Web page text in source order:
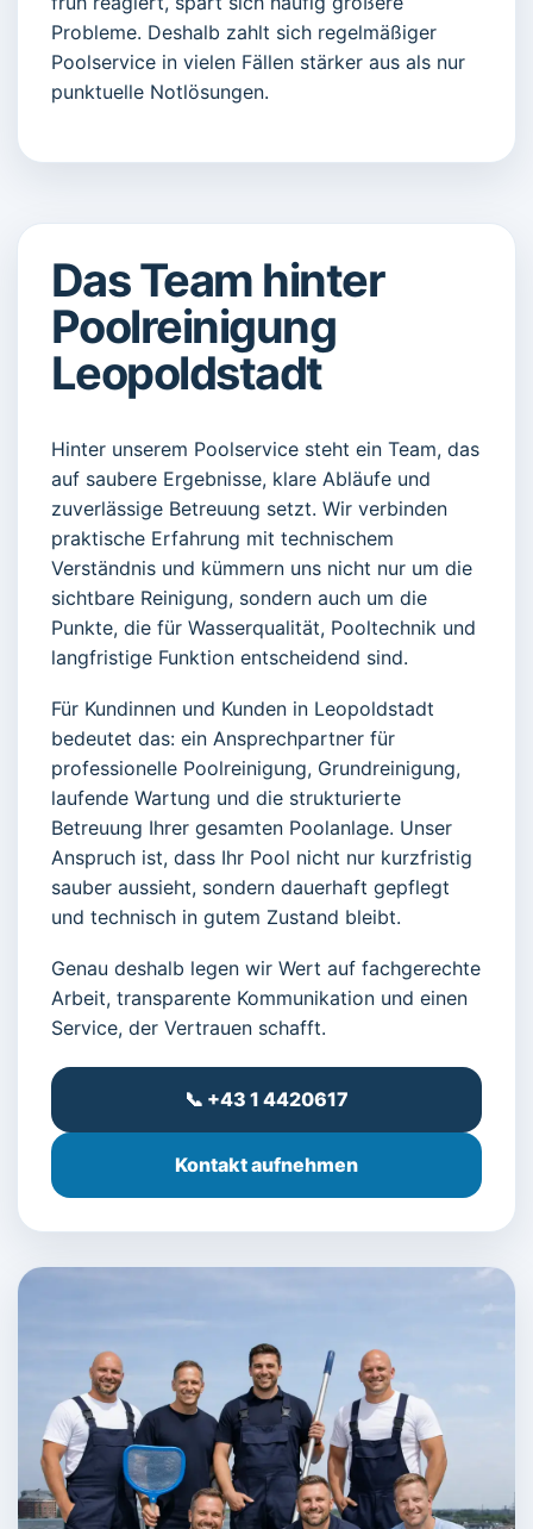
Probleme. Deshalb zahlt sich regelmäßiger
Poolservice in vielen Fällen stärker aus als nur
punktuelle Notlösungen.
Das Team hinter
Poolreinigung
Leopoldstadt
Hinter unserem Poolservice steht ein Team, das
auf saubere Ergebnisse, klare Abläufe und
zuverlässige Betreuung setzt. Wir verbinden
praktische Erfahrung mit technischem
Verständnis und kümmern uns nicht nur um die
sichtbare Reinigung, sondern auch um die
Punkte, die für Wasserqualität, Pooltechnik und
langfristige Funktion entscheidend sind.
Für Kundinnen und Kunden in Leopoldstadt
bedeutet das: ein Ansprechpartner für
professionelle Poolreinigung, Grundreinigung,
laufende Wartung und die strukturierte
Betreuung Ihrer gesamten Poolanlage. Unser
Anspruch ist, dass Ihr Pool nicht nur kurzfristig
sauber aussieht, sondern dauerhaft gepflegt
und technisch in gutem Zustand bleibt.
Genau deshalb legen wir Wert auf fachgerechte
Arbeit, transparente Kommunikation und einen
Service, der Vertrauen schafft.
📞 +43 1 4420617
Kontakt aufnehmen